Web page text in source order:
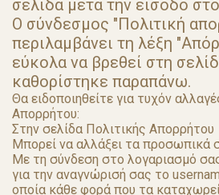
σελίδα μετά την είσοδό
Ο σύνδεσμος "Πολιτική
περιλαμβάνει τη λέξη
εύκολα να βρεθεί στη
καθορίστηκε παραπάνω.
Θα ειδοποιηθείτε για τυχόν
Απορρήτου:
Στην σελίδα Πολιτικής Απορρήτου
Μπορεί να αλλάξει τα προσωπικά
Με τη σύνδεση στο λογαριασμό
για την αναγνώρισή σας το
οποία κάθε φορά που τα